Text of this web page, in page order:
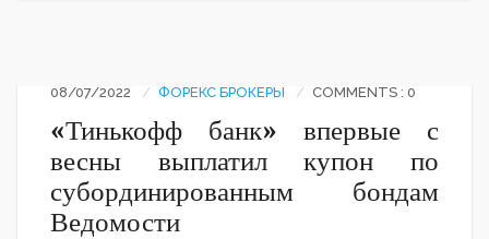
08/07/2022 ФОРЕКС БРОКЕРЫ COMMENTS : 0
«Тинькофф банк» впервые с
весны выплатил купон по
субординированным бондам
Ведомости